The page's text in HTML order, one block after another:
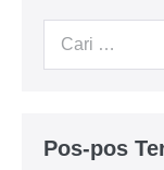
Pos-pos